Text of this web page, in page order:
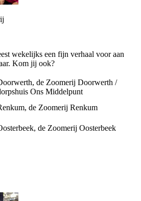
wekelijks een fijn verhaal voor aan
Kom jij ook?
de Zoomerij Doorwerth /
Ons Middelpunt
de Zoomerij Renkum
de Zoomerij Oosterbeek